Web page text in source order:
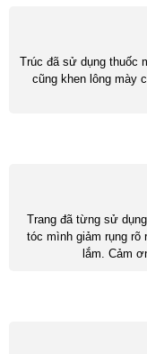
Trúc đã sử dụng thuốc
cũng khen lông mày
Trang đã từng sử
tóc mình giảm rụng rõ
lắm. Cảm